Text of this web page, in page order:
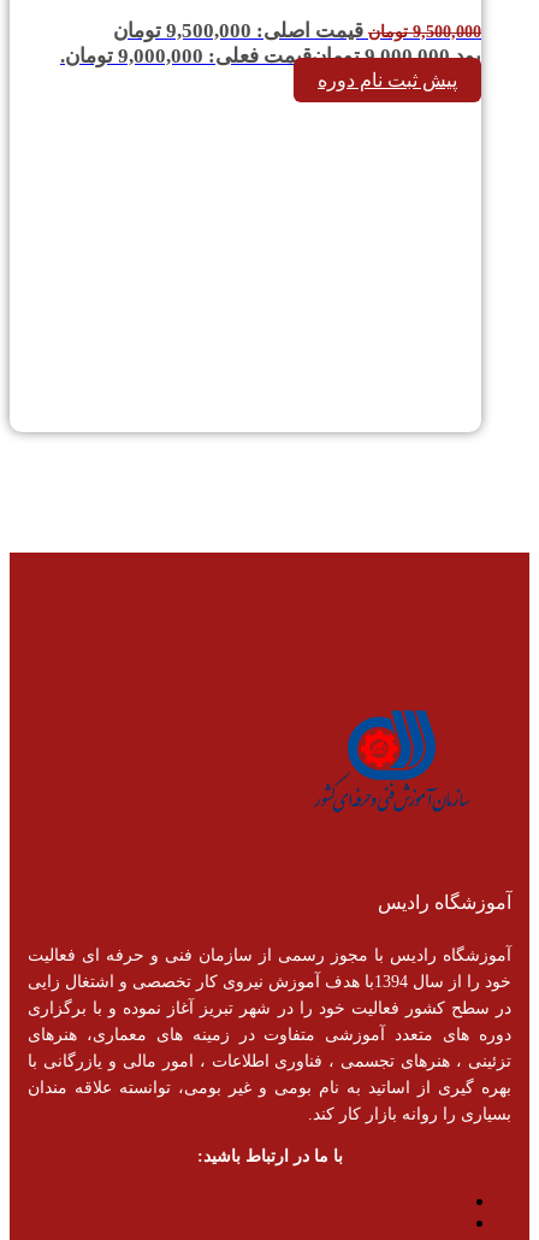
9,500,000 تومان
قیمت اصلی: 9,500,000 تومان
بود.9,000,000 تومانقیمت فعلی: 9,000,000 تومان.
پیش ثبت نام دوره
آموزشگاه رادیس
آموزشگاه رادیس با مجوز رسمی از سازمان فنی و حرفه ای فعالیت
خود را از سال 1394با هدف آموزش نیروی کار تخصصی و اشتغال زایی
در سطح کشور فعالیت خود را در شهر تبریز آغاز نموده و با برگزاری
دوره های متعدد آموزشی متفاوت در زمینه های معماری، هنرهای
تزئینی ، هنرهای تجسمی ، فناوری اطلاعات ، امور مالی و یازرگانی با
بهره گیری از اساتید به نام بومی و غیر بومی، توانسته علاقه مندان
بسیاری را روانه بازار کار کند.
با ما در ارتباط باشید: